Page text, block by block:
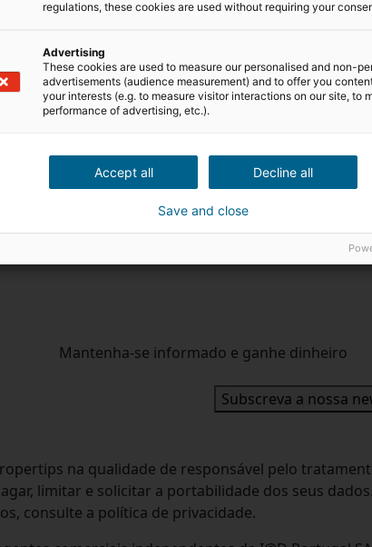
de
todo o mundo estão
Mantenha-se informado e ganhe dinheiro
Subscreva a nossa
na qualidade de responsável pelo
limitar e solicitar a portabilidade dos seus
consulte a política de privacidade.
regulations, these cookies are used without requiring your
Advertising
These cookies are used to measure our personalised and non-
advertisements (audience measurement) and to offer you
your interests (e.g. to measure visitor interactions on our site, to
performance of advertising, etc.).
Accept all Decline all
Save and close